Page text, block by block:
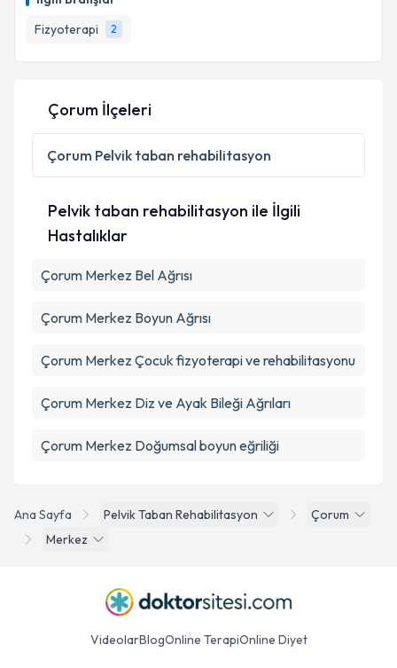
Fizyoterapi
2
takvim hazırlandığında e-posta ile bilgilendireceğiz.
E-posta Adresiniz
Kişisel verilerimin işlenmesine ilişkinAydınlatma
Metni 'ni okudum ve kişisel verilerimin belirtilen
kapsamda işlenmesini kabul ediyorum.
Takvim Talebini Gönder
Ana Sayfa Pelvik Taban Rehabilitasyon
Çorum
Merkez
Çorum İlçeleri
Çorum Pelvik taban rehabilitasyon
Pelvik taban rehabilitasyon ile İlgili
Hastalıklar
Çorum Merkez Bel Ağrısı
Çorum Merkez Boyun Ağrısı
Çorum Merkez Çocuk fizyoterapi ve rehabilitasyonu
Çorum Merkez Diz ve Ayak Bileği Ağrıları
Çorum Merkez Doğumsal boyun eğriliği
VideolarBlogOnline TerapiOnline Diyet